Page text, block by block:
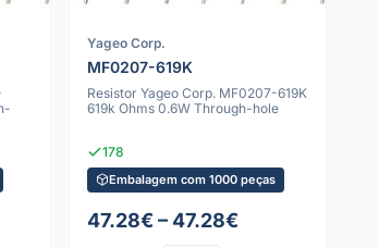
Yageo Corp.
MF0207-619K
Resistor Yageo Corp. MF0207-619K
619k Ohms 0.6W Through-hole
178
Embalagem com 1000 peças
47.28€ – 47.28€